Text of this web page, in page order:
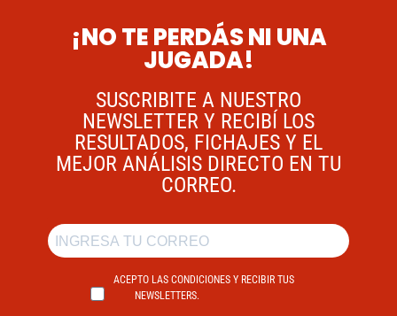
¡NO TE PERDÁS NI UNA
JUGADA!
SUSCRIBITE A NUESTRO
NEWSLETTER Y RECIBÍ LOS
RESULTADOS, FICHAJES Y EL
MEJOR ANÁLISIS DIRECTO EN TU
CORREO.
ACEPTO LAS CONDICIONES Y RECIBIR TUS
NEWSLETTERS.